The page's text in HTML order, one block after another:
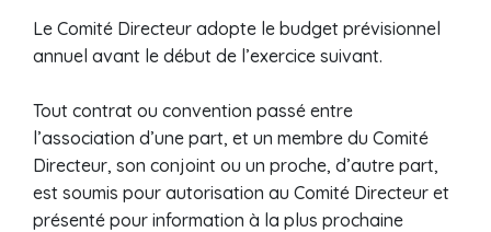
Le Comité Directeur adopte le budget prévisionnel
annuel avant le début de l’exercice suivant.
Tout contrat ou convention passé entre
l’association d’une part, et un membre du Comité
Directeur, son conjoint ou un proche, d’autre part,
est soumis pour autorisation au Comité Directeur et
présenté pour information à la plus prochaine